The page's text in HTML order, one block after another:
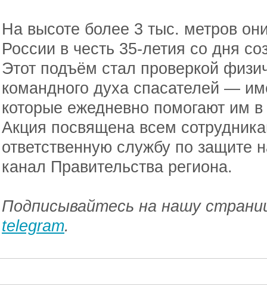
На высоте более 3 тыс. метров
России в честь 35-летия со дня
Этот подъём стал проверкой
командного духа спасателей —
которые ежедневно помогают им в
Акция посвящена всем
ответственную службу по защите
канал Правительства региона.
Подписывайтесь на нашу
telegram.